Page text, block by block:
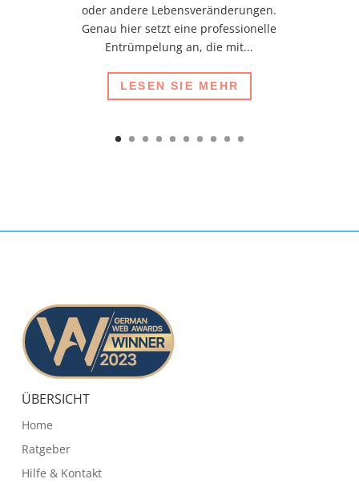
oder andere Lebensveränderungen.
Genau hier setzt eine professionelle
Entrümpelung an, die mit...
LESEN SIE MEHR
ÜBERSICHT
Home
Ratgeber
Hilfe & Kontakt